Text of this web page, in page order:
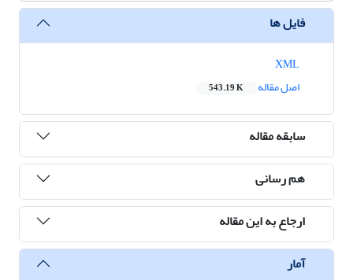
فایل ها
اصل مقاله
543.19 K
سابقه مقاله
هم رسانی
ارجاع به این مقاله
آمار